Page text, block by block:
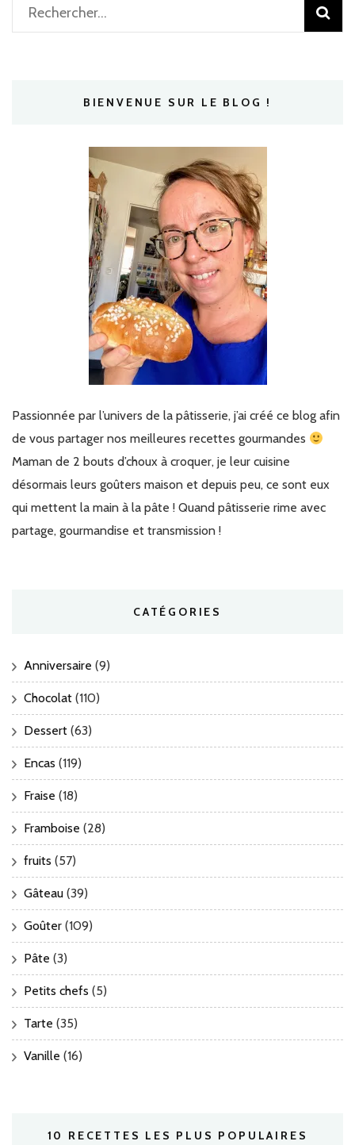
Rechercher :
BIENVENUE SUR LE BLOG !
Passionnée par l’univers de la pâtisserie, j’ai créé ce blog afin
de vous partager nos meilleures recettes gourmandes
Maman de 2 bouts d’choux à croquer, je leur cuisine
désormais leurs goûters maison et depuis peu, ce sont eux
qui mettent la main à la pâte ! Quand pâtisserie rime avec
partage, gourmandise et transmission !
CATÉGORIES
Anniversaire (9)
Chocolat (110)
Dessert (63)
Encas (119)
Fraise (18)
Framboise (28)
fruits (57)
Gâteau (39)
Goûter (109)
Pâte (3)
Petits chefs (5)
Tarte (35)
Vanille (16)
10 RECETTES LES PLUS POPULAIRES